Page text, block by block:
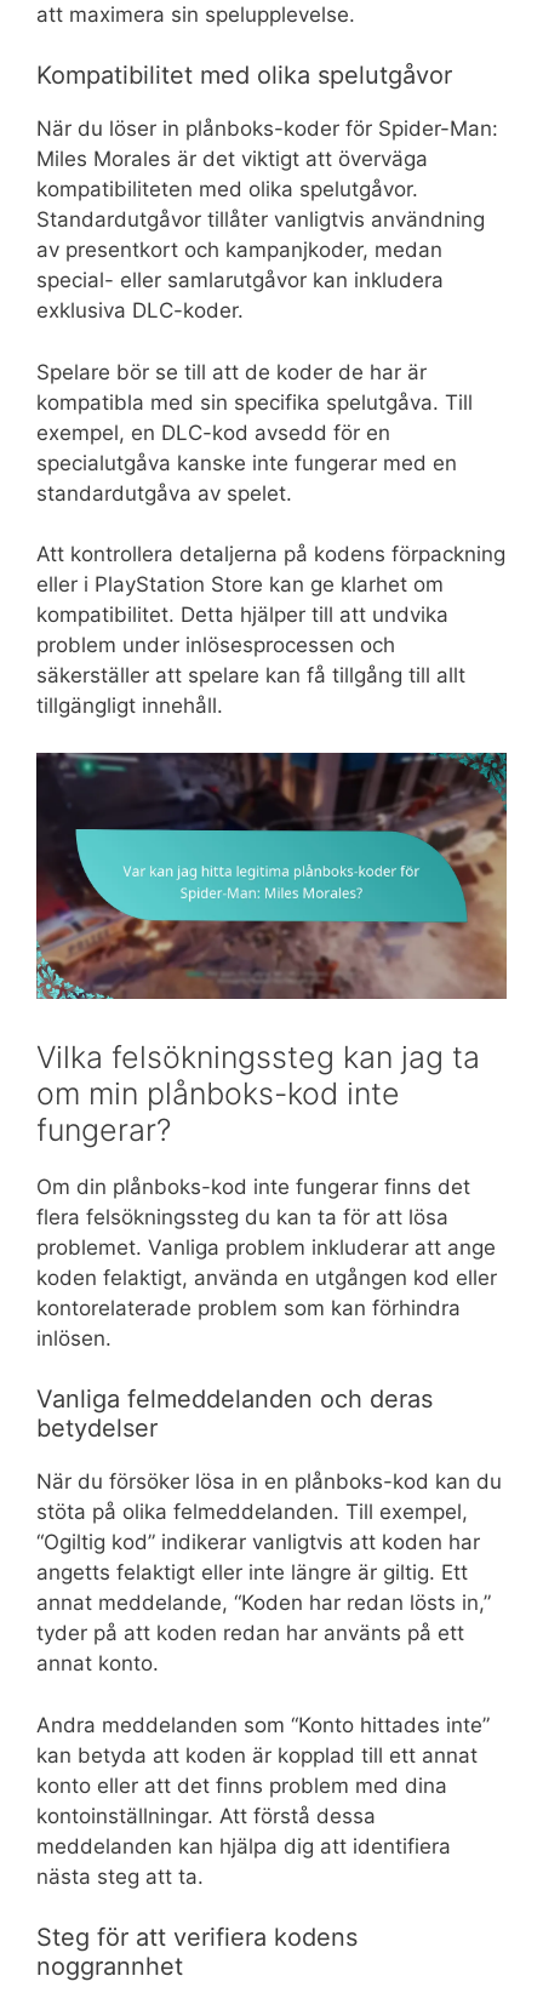
att maximera sin spelupplevelse.
Kompatibilitet med olika spelutgåvor
När du löser in plånboks-koder för Spider-Man:
Miles Morales är det viktigt att överväga
kompatibiliteten med olika spelutgåvor.
Standardutgåvor tillåter vanligtvis användning
av presentkort och kampanjkoder, medan
special- eller samlarutgåvor kan inkludera
exklusiva DLC-koder.
Spelare bör se till att de koder de har är
kompatibla med sin specifika spelutgåva. Till
exempel, en DLC-kod avsedd för en
specialutgåva kanske inte fungerar med en
standardutgåva av spelet.
Att kontrollera detaljerna på kodens förpackning
eller i PlayStation Store kan ge klarhet om
kompatibilitet. Detta hjälper till att undvika
problem under inlösesprocessen och
säkerställer att spelare kan få tillgång till allt
tillgängligt innehåll.
Vilka felsökningssteg kan jag ta
om min plånboks-kod inte
fungerar?
Om din plånboks-kod inte fungerar finns det
flera felsökningssteg du kan ta för att lösa
problemet. Vanliga problem inkluderar att ange
koden felaktigt, använda en utgången kod eller
kontorelaterade problem som kan förhindra
inlösen.
Vanliga felmeddelanden och deras
betydelser
När du försöker lösa in en plånboks-kod kan du
stöta på olika felmeddelanden. Till exempel,
“Ogiltig kod” indikerar vanligtvis att koden har
angetts felaktigt eller inte längre är giltig. Ett
annat meddelande, “Koden har redan lösts in,”
tyder på att koden redan har använts på ett
annat konto.
Andra meddelanden som “Konto hittades inte”
kan betyda att koden är kopplad till ett annat
konto eller att det finns problem med dina
kontoinställningar. Att förstå dessa
meddelanden kan hjälpa dig att identifiera
nästa steg att ta.
Steg för att verifiera kodens
noggrannhet